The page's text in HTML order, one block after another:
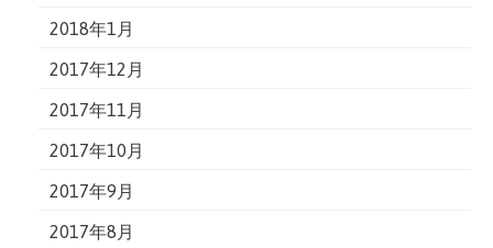
2018年1月
2017年12月
2017年11月
2017年10月
2017年9月
2017年8月